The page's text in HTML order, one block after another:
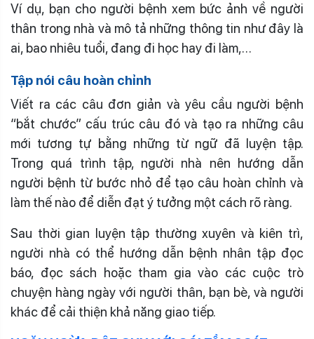
Ví dụ, bạn cho người bệnh xem bức ảnh về người
thân trong nhà và mô tả những thông tin như đây là
ai, bao nhiêu tuổi, đang đi học hay đi làm,…
Tập nói câu hoàn chỉnh
Viết ra các câu đơn giản và yêu cầu người bệnh
“bắt chước” cấu trúc câu đó và tạo ra những câu
mới tương tự bằng những từ ngữ đã luyện tập.
Trong quá trình tập, người nhà nên hướng dẫn
người bệnh từ bước nhỏ để tạo câu hoàn chỉnh và
làm thế nào để diễn đạt ý tưởng một cách rõ ràng.
Sau thời gian luyện tập thường xuyên và kiên trì,
người nhà có thể hướng dẫn bệnh nhân tập đọc
báo, đọc sách hoặc tham gia vào các cuộc trò
chuyện hàng ngày với người thân, bạn bè, và người
khác để cải thiện khả năng giao tiếp.